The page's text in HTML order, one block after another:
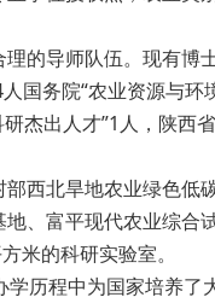
的导师队伍。现有博
国务院“农业资源与环
杰出人才”1人，陕西
西北旱地农业绿色低
、富平现代农业综合
米的科研实验室。
历程中为国家培养了